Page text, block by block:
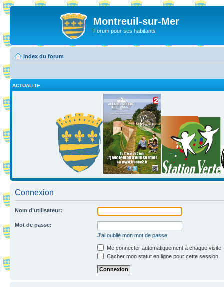
Montreuil-sur-Mer
Forum pour ses habitants
Index du forum
ACTUALITE
Connexion
Nom d’utilisateur:
Mot de passe:
J’ai oublié mon mot de passe
Me connecter automatiquement à chaque visite
Cacher mon statut en ligne pour cette session